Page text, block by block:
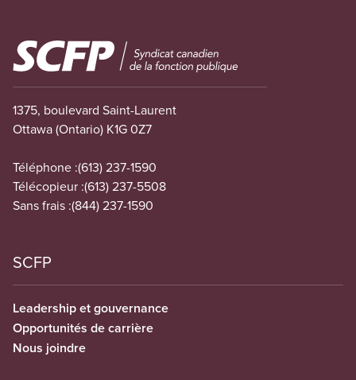
Image
1375, boulevard Saint-Laurent
Ottawa (Ontario) K1G 0Z7
Téléphone :(613) 237-1590
Télécopieur :(613) 237-5508
Sans frais :(844) 237-1590
SCFP
Leadership et gouvernance
Opportunités de carrière
Nous joindre